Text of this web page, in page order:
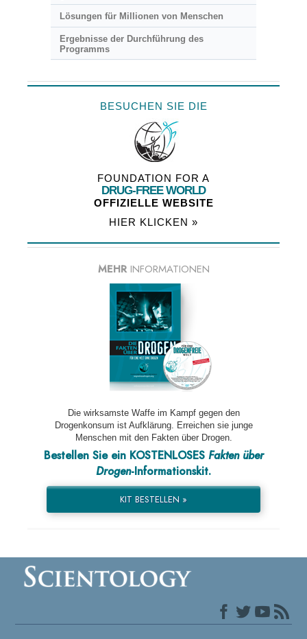
Lösungen für Millionen von Menschen
Ergebnisse der Durchführung des
Programms
BESUCHEN SIE DIE
FOUNDATION FOR A
DRUG-FREE WORLD
OFFIZIELLE WEBSITE
HIER KLICKEN »
MEHR INFORMATIONEN
Die wirksamste Waffe im Kampf gegen den
Drogenkonsum ist Aufklärung. Erreichen sie junge
Menschen mit den Fakten über Drogen.
Bestellen Sie ein KOSTENLOSES Fakten über
Drogen-Informationskit.
KIT BESTELLEN »